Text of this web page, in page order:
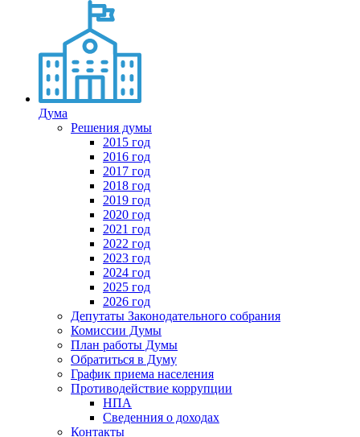
Дума
Решения думы
2015 год
2016 год
2017 год
2018 год
2019 год
2020 год
2021 год
2022 год
2023 год
2024 год
2025 год
2026 год
Депутаты Законодательного собрания
Комиссии Думы
План работы Думы
Обратиться в Думу
График приема населения
Противодействие коррупции
НПА
Сведенния о доходах
Контакты